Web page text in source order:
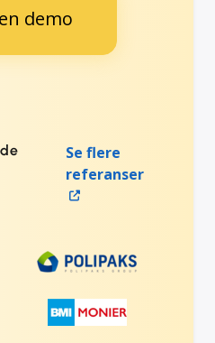
demo
Se flere
referanser